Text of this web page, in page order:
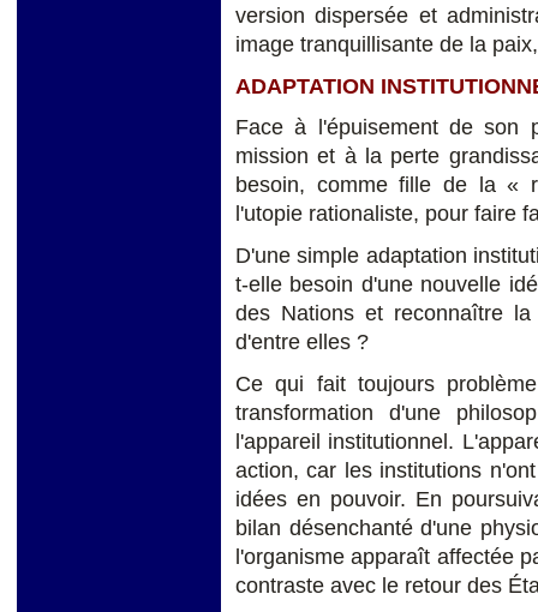
version dispersée et
image tranquillisante de la
ADAPTATION
Face à l'épuisement de son
mission et à la perte
besoin, comme fille de la «
l'utopie rationaliste, pour faire
D'une simple adaptation
t-elle besoin d'une nouvelle
des Nations et reconnaître
d'entre elles ?
Ce qui fait toujours
transformation d'une
l'appareil institutionnel.
action, car les institutions
idées en pouvoir. En
bilan désenchanté d'une
l'organisme apparaît affectée
contraste avec le retour des